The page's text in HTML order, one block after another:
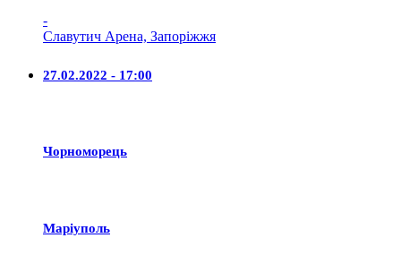
-
Славутич Арена, Запоріжжя
27.02.2022 - 17:00
Чорноморець
Маріуполь